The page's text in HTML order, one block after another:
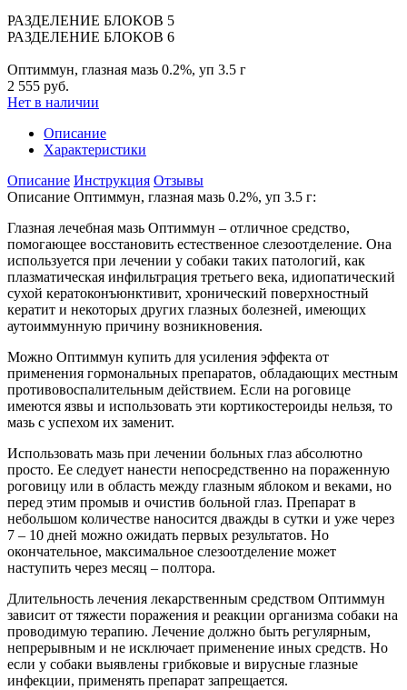
РАЗДЕЛЕНИЕ БЛОКОВ 5
РАЗДЕЛЕНИЕ БЛОКОВ 6
Оптиммун, глазная мазь 0.2%, уп 3.5 г
2 555 руб.
Нет в наличии
Описание
Характеристики
Описание Инструкция Отзывы
Описание Оптиммун, глазная мазь 0.2%, уп 3.5 г:
Глазная лечебная мазь Оптиммун – отличное средство,
помогающее восстановить естественное слезоотделение. Она
используется при лечении у собаки таких патологий, как
плазматическая инфильтрация третьего века, идиопатический
сухой кератоконъюнктивит, хронический поверхностный
кератит и некоторых других глазных болезней, имеющих
аутоиммунную причину возникновения.
Можно Оптиммун купить для усиления эффекта от
применения гормональных препаратов, обладающих местным
противовоспалительным действием. Если на роговице
имеются язвы и использовать эти кортикостероиды нельзя, то
мазь с успехом их заменит.
Использовать мазь при лечении больных глаз абсолютно
просто. Ее следует нанести непосредственно на пораженную
роговицу или в область между глазным яблоком и веками, но
перед этим промыв и очистив больной глаз. Препарат в
небольшом количестве наносится дважды в сутки и уже через
7 – 10 дней можно ожидать первых результатов. Но
окончательное, максимальное слезоотделение может
наступить через месяц – полтора.
Длительность лечения лекарственным средством Оптиммун
зависит от тяжести поражения и реакции организма собаки на
проводимую терапию. Лечение должно быть регулярным,
непрерывным и не исключает применение иных средств. Но
если у собаки выявлены грибковые и вирусные глазные
инфекции, применять препарат запрещается.